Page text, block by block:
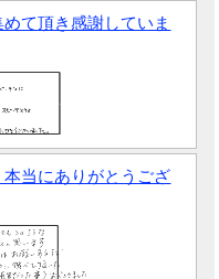
て頂き感謝していま
当にありがとうござ